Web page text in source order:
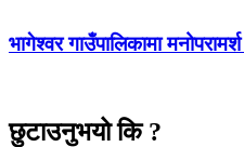
भागेश्वर गाउँपालिकामा
छुटाउनुभयो कि ?